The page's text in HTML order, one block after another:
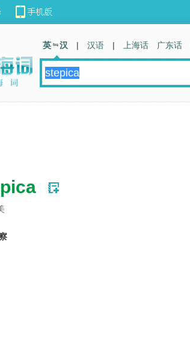
英 汉 | 汉语 | 上海话 广东话